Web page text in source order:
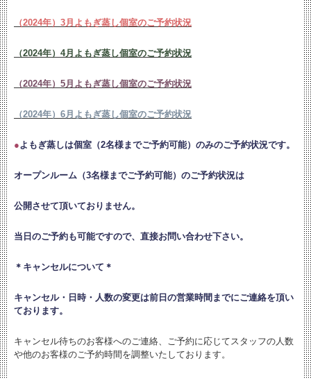
（2024年）3月よもぎ蒸し個室のご予約状況
（2024年）4月よもぎ蒸し個室のご予約状況
（2024年）5月よもぎ蒸し個室のご予約状況
（2024年）6月よもぎ蒸し個室のご予約状況
●よもぎ蒸しは個室（2名様までご予約可能）のみのご予約状況です。
オープンルーム（3名様までご予約可能）のご予約状況は
公開させて頂いておりません。
当日のご予約も可能ですので、直接お問い合わせ下さい。
＊キャンセルについて＊
キャンセル・日時・人数の変更は前日の営業時間までにご連絡を頂い
ております。
キャンセル待ちのお客様へのご連絡、ご予約に応じてスタッフの人数
や他のお客様のご予約時間を調整いたしております。